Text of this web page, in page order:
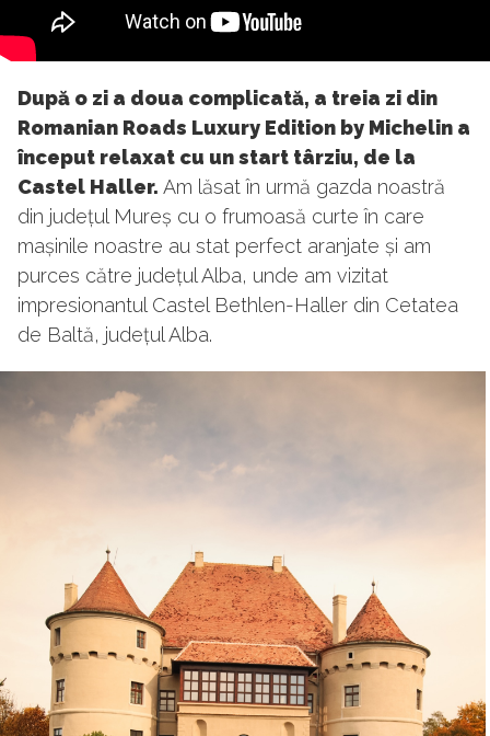
După o zi a doua complicată, a treia zi din
Romanian Roads Luxury Edition by Michelin a
început relaxat cu un start târziu, de la
Castel Haller. Am lăsat în urmă gazda noastră
din județul Mureș cu o frumoasă curte în care
mașinile noastre au stat perfect aranjate și am
purces către județul Alba, unde am vizitat
impresionantul Castel Bethlen-Haller din Cetatea
de Baltă, județul Alba.